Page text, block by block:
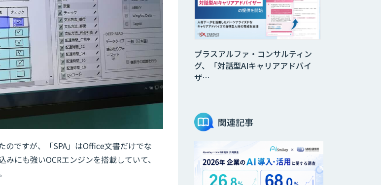
のですが、「SPA」はOffice文書だけでな
にも強いOCRエンジンを搭載していて、
プラスアルファ・コンサルティン
グ、「対話型AIキャリアアドバイ
ザ…
関連記事